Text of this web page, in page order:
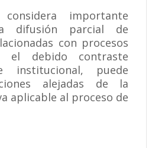
importante
difusión parcial de
con procesos
el debido contraste
institucional, puede
alejadas de la
aplicable al proceso de